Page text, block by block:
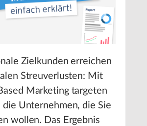
Zielkunden erreichen
Streuverlusten: Mit
Marketing targeten
die Unternehmen, die Sie
wollen. Das Ergebnis